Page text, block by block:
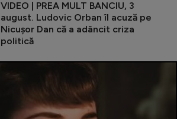
VIDEO | PREA MULT BANCIU, 3
august. Ludovic Orban îl acuză pe
Nicușor Dan că a adâncit criza
politică